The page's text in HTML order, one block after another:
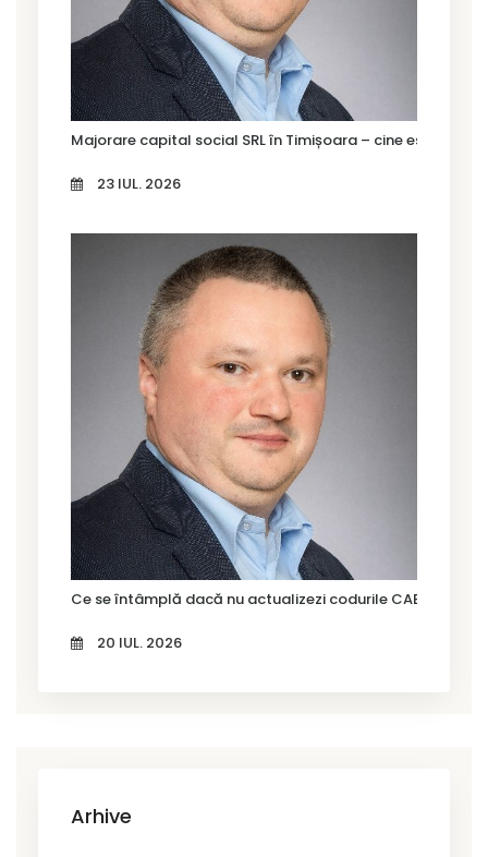
Majorare capital social SRL în Timișoara – cine este
23 IUL. 2026
Ce se întâmplă dacă nu actualizezi codurile CAEN Rev. 3?
20 IUL. 2026
Arhive